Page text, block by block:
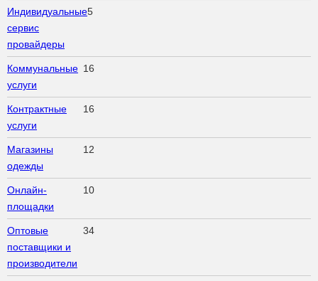
Индивидуальные
сервис
провайдеры
5
Коммунальные
услуги
16
Контрактные
услуги
16
Магазины
одежды
12
Онлайн-
площадки
10
Оптовые
поставщики и
производители
34